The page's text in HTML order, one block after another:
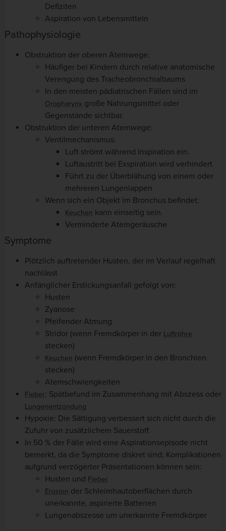
Defiziten
Aspiration von Lebensmitteln
Pathophysiologie
Obstruktion der oberen Atemwege:
Häufiger bei Kindern durch relative anatomische
Verengung des Tracheobronchialbaums
In den meisten pädiatrischen Fällen sind im
Oropharynx große Nahrungsmittel oder
Gegenstände sichtbar.
Obstruktion der unteren Atemwege:
Ventilmechanismus:
Luft strömt während Inspiration ein.
Luftaustritt bei Exspiration wird verhindert
Führt zu der Überblähung von einem oder
mehreren Lungenlappen
Wenn sich ein Objekt im Bronchus befindet:
Keuchen kann einseitig sein.
Verminderte Atemgeräusche
Symptome
Plötzlich auftretender Husten, der im Verlauf regelhaft
nachlässt
Anfänglicher Erstickungsanfall gefolgt von:
Husten
Zyanose
Pfeifender Atmung
Stridor (wenn Fremdkörper in der Luftröhre
stecken)
Keuchen (wenn Fremdkörper in den Bronchien
stecken)
Atemschwierigkeiten
Fieber: Spätbefund im Zusammenhang mit Abszess oder
Lungenentzündung
Hypoxie: Die Sättigung verbessert sich nicht durch die
Zufuhr von zusätzlichem Sauerstoff.
In 50 % der Fälle wird eine Aspirationsepisode nicht
bemerkt, da die Symptome diskret sind; Komplikationen
aufgrund verzögerter Präsentationen können sein:
Husten und Fieber
Erosion der Schleimhautoberflächen durch
unerkannte, aspirierte Batterien
Lungenabszesse um unerkannte Fremdkörper